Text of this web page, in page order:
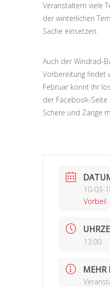
Veranstaltern viele
der winterlichen
Sache einsetzen.
Auch der Windrad-
Vorbereitung findet
Februar könnt ihr
der Facebook-Seite
Schere und Zange
10-03-
Vorbei!
13:00
MEHR